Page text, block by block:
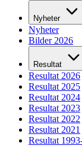
Nyheter
Nyheter
Bilder 2026
Resultat
Resultat 2026
Resultat 2025
Resultat 2024
Resultat 2023
Resultat 2022
Resultat 2021
Resultat